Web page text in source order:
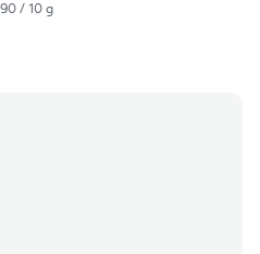
/ 10 g